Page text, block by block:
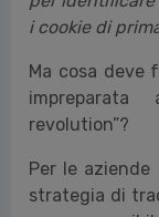
i cookie di
Ma cosa deve
impreparata
revolution”?
Per le
strategia di